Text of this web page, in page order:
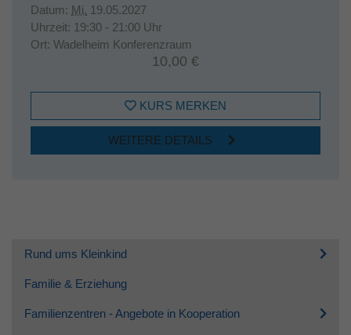
Datum: Mi. 19.05.2027
Uhrzeit: 19:30 - 21:00 Uhr
Ort: Wadelheim Konferenzraum
10,00 €
KURS MERKEN
WEITERE DETAILS
Rund ums Kleinkind
Familie & Erziehung
Familienzentren - Angebote in Kooperation